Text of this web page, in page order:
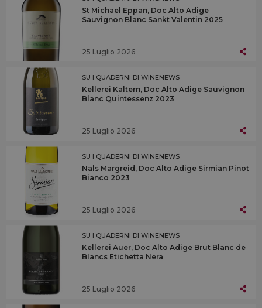
St Michael Eppan, Doc Alto Adige
Sauvignon Blanc Sankt Valentin 2025
25 Luglio 2026
SU I QUADERNI DI WINENEWS
Kellerei Kaltern, Doc Alto Adige Sauvignon
Blanc Quintessenz 2023
25 Luglio 2026
SU I QUADERNI DI WINENEWS
Nals Margreid, Doc Alto Adige Sirmian Pinot
Bianco 2023
25 Luglio 2026
SU I QUADERNI DI WINENEWS
Kellerei Auer, Doc Alto Adige Brut Blanc de
Blancs Etichetta Nera
25 Luglio 2026